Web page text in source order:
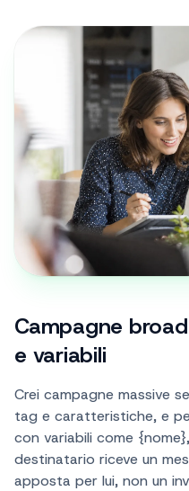
Campagne
e variabili
Crei campagne massive
tag e caratteristiche, e
con variabili come
destinatario riceve un
apposta per lui, non un